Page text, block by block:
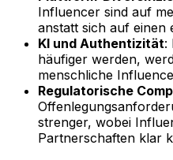
Influencer sind auf
anstatt sich auf einen
KI und Authentizität:
häufiger werden,
menschliche
Regulatorische
strenger, wobei
Partnerschaften klar